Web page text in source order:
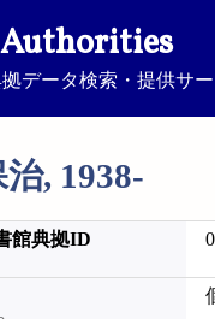
データ検索・提供サ
, 1938-
館典拠ID